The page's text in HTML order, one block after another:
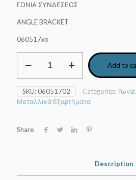
ΓΩΝΙΑ ΣΥΝΔΕΣΕΩΣ
ANGLE BRACKET
060517xx
συνδέσεως
quantity
Add to
SKU:06051702 Categories:
Μεταλλικά Εξαρτήματα
Share
Description